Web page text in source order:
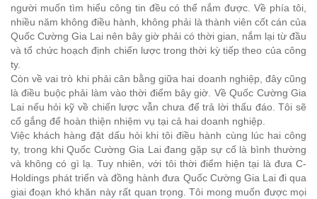
người muốn tìm hiểu công tin đều có thể nắm được. Về phía tôi,
nhiều năm không điều hành, không phải là thành viên cốt cán của
Quốc Cường Gia Lai nên bây giờ phải có thời gian, nắm lại từ đầu
và tổ chức hoạch định chiến lược trong thời kỳ tiếp theo của công
ty.
Còn về vai trò khi phải cân bằng giữa hai doanh nghiệp, đây cũng
là điều buộc phải làm vào thời điểm bây giờ. Về Quốc Cường Gia
Lai nếu hỏi kỹ về chiến lược vẫn chưa để trả lời thấu đáo. Tôi sẽ
cố gắng để hoàn thiện nhiệm vụ tại cả hai doanh nghiệp.
Việc khách hàng đặt dấu hỏi khi tôi điều hành cùng lúc hai công
ty, trong khi Quốc Cường Gia Lai đang gặp sự cố là bình thường
và không có gì lạ. Tuy nhiên, với tôi thời điểm hiện tại là đưa C-
Holdings phát triển và đồng hành đưa Quốc Cường Gia Lai đi qua
giai đoạn khó khăn này rất quan trọng. Tôi mong muốn được mọi